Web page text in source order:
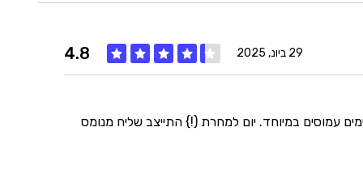
29 ביונ, 2025 4.8
איכות 5
לי שאקבל את המוזמן בתוך 5 ימי עבודה מאחר והימים עמוסים במיוחד. יום למחרת (!} התייצב שליח מנומס